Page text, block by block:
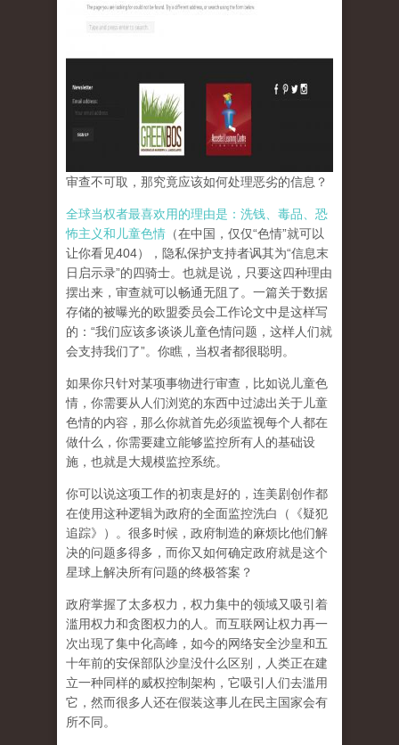
审查不可取，那究竟应该如何处理恶劣的信息？
全球当权者最喜欢用的理由是：洗钱、毒品、恐
怖主义和儿童色情 （在中国，仅仅“色情”就可以
让你看见404），隐私保护支持者讽其为“信息末
日启示录”的四骑士。也就是说，只要这四种理由
摆出来，审查就可以畅通无阻了。一篇关于数据
存储的被曝光的欧盟委员会工作论文中是这样写
的：“我们应该多谈谈儿童色情问题，这样人们就
会支持我们了”。你瞧，当权者都很聪明。
如果你只针对某项事物进行审查，比如说儿童色
情，你需要从人们浏览的东西中过滤出关于儿童
色情的内容，那么你就首先必须监视每个人都在
做什么，你需要建立能够监控所有人的基础设
施，也就是大规模监控系统。
你可以说这项工作的初衷是好的，连美剧创作都
在使用这种逻辑为政府的全面监控洗白（《疑犯
追踪》）。 很多时候，政府制造的麻烦比他们解
决的问题多得多，而你又如何确定政府就是这个
星球上解决所有问题的终极答案？
政府掌握了太多权力，权力集中的领域又吸引着
滥用权力和贪图权力的人。而互联网让权力再一
次出现了集中化高峰， 如今的网络安全沙皇和五
十年前的安保部队沙皇没什么区别，人类正在建
立一种同样的威权控制架构，它吸引人们去滥用
它，然而很多人还在假装这事儿在民主国家会有
所不同。